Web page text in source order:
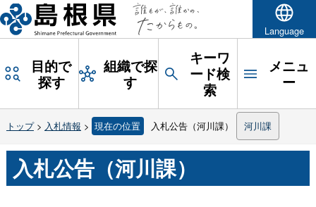
Language
目的で
探す
組織で探
す
キーワ
ード検
索
メニュ
ー
トップ> 入札情報 > 現在の位置 入札公告（河川課） 河川課
入札公告（河川課）